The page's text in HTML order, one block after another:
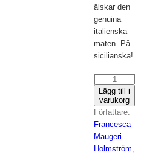
älskar den
genuina
italienska
maten. På
sicilianska!
mängd
Lägg till i
varukorg
Författare:
Francesca
Maugeri
Holmström